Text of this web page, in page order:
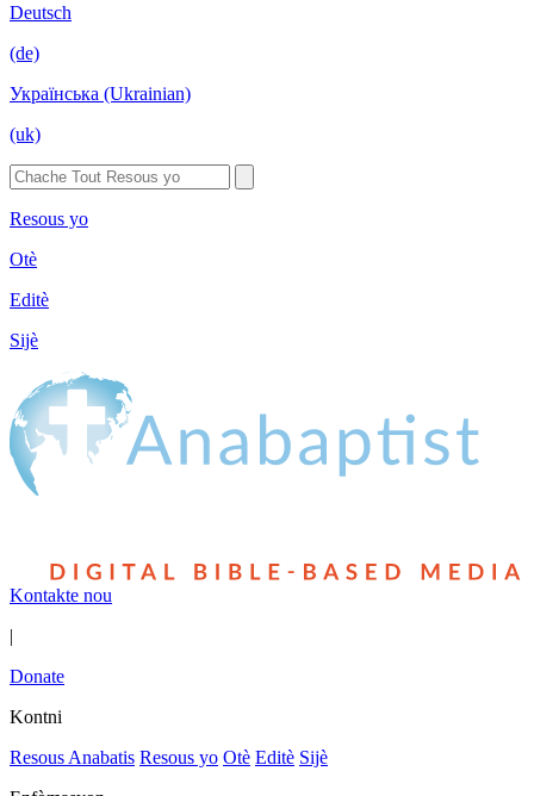
Deutsch
(de)
Українська (Ukrainian)
(uk)
Resous yo
Otè
Editè
Sijè
Kontakte nou
|
Donate
Kontni
Resous Anabatis Resous yo Otè Editè Sijè